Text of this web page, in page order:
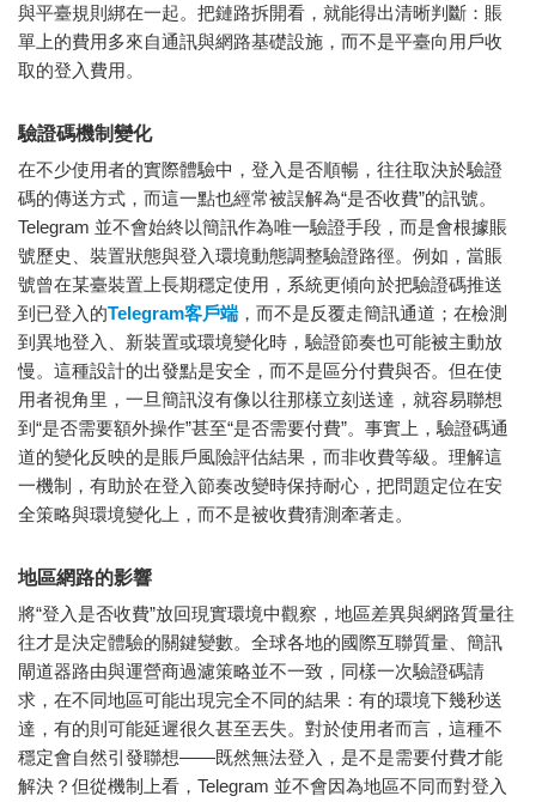
與平臺規則綁在一起。把鏈路拆開看，就能得出清晰判斷：賬
單上的費用多來自通訊與網路基礎設施，而不是平臺向用戶收
取的登入費用。
驗證碼機制變化
在不少使用者的實際體驗中，登入是否順暢，往往取決於驗證
碼的傳送方式，而這一點也經常被誤解為“是否收費”的訊號。
Telegram 並不會始終以簡訊作為唯一驗證手段，而是會根據賬
號歷史、裝置狀態與登入環境動態調整驗證路徑。例如，當賬
號曾在某臺裝置上長期穩定使用，系統更傾向於把驗證碼推送
到已登入的Telegram客戶端 ，而不是反覆走簡訊通道；在檢測
到異地登入、新裝置或環境變化時，驗證節奏也可能被主動放
慢。這種設計的出發點是安全，而不是區分付費與否。但在使
用者視角里，一旦簡訊沒有像以往那樣立刻送達，就容易聯想
到“是否需要額外操作”甚至“是否需要付費”。事實上，驗證碼通
道的變化反映的是賬戶風險評估結果，而非收費等級。理解這
一機制，有助於在登入節奏改變時保持耐心，把問題定位在安
全策略與環境變化上，而不是被收費猜測牽著走。
地區網路的影響
將“登入是否收費”放回現實環境中觀察，地區差異與網路質量往
往才是決定體驗的關鍵變數。全球各地的國際互聯質量、簡訊
閘道器路由與運營商過濾策略並不一致，同樣一次驗證碼請
求，在不同地區可能出現完全不同的結果：有的環境下幾秒送
達，有的則可能延遲很久甚至丟失。對於使用者而言，這種不
穩定會自然引發聯想——既然無法登入，是不是需要付費才能
解決？但從機制上看，Telegram 並不會因為地區不同而對登入